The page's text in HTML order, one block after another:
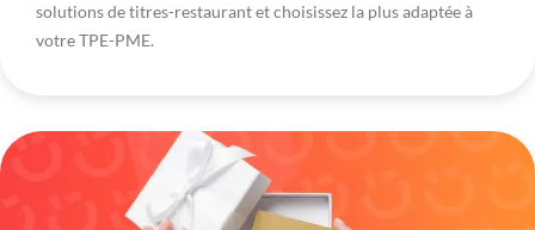
solutions de titres-restaurant et choisissez la plus adaptée à
votre TPE-PME.